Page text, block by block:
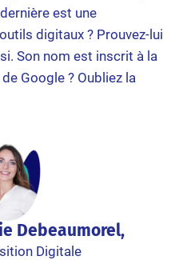
est une
digitaux ? Prouvez-lui
Son nom est inscrit à la
Google ? Oubliez la
Debeaumorel,
Digitale